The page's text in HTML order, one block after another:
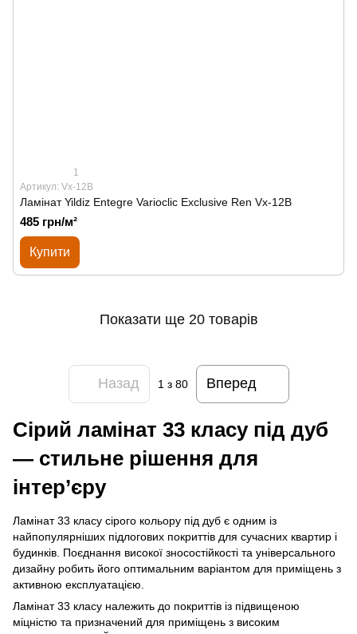
1
Артикул: Vx-12B
Ламінат Yildiz Entegre Varioclic Exclusive Ren Vx-12B
485 грн/м²
Купити
Показати ще 20 товарів
Назад 1 з 80 Вперед
Сірий ламінат 33 класу під дуб
— стильне рішення для
інтер’єру
Ламінат 33 класу сірого кольору під дуб є одним із
найпопулярніших підлогових покриттів для сучасних квартир і
будинків. Поєднання високої зносостійкості та універсального
дизайну робить його оптимальним варіантом для приміщень з
активною експлуатацією.
Ламінат 33 класу належить до покриттів із підвищеною
міцністю та призначений для приміщень з високим